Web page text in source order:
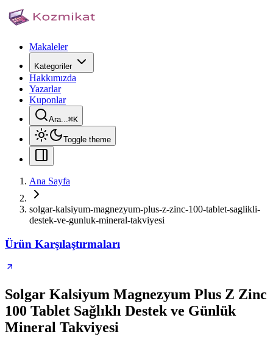
Makaleler
Kategoriler
Hakkımızda
Yazarlar
Kuponlar
Ara...⌘K
Toggle theme
Ana Sayfa
solgar-kalsiyum-magnezyum-plus-z-zinc-100-tablet-saglikli-
destek-ve-gunluk-mineral-takviyesi
Ürün Karşılaştırmaları
Solgar Kalsiyum Magnezyum Plus Z Zinc
100 Tablet Sağlıklı Destek ve Günlük
Mineral Takviyesi